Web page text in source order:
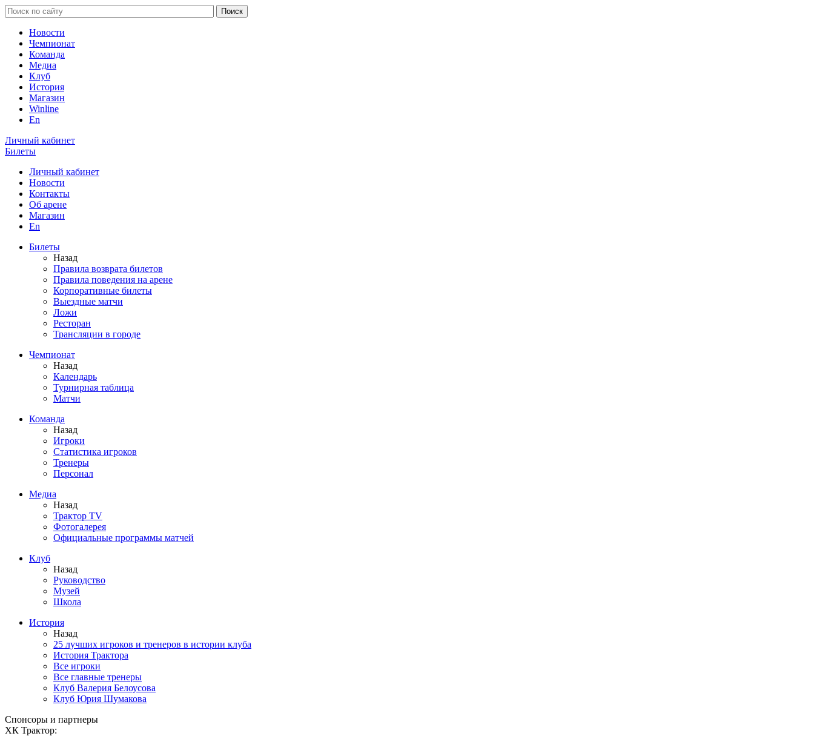
Новости
Чемпионат
Команда
Медиа
Клуб
История
Магазин
Winline
En
Личный кабинет
Билеты
Личный кабинет
Новости
Контакты
Об арене
Магазин
En
Билеты
Назад
Правила возврата билетов
Правила поведения на арене
Корпоративные билеты
Выездные матчи
Ложи
Ресторан
Трансляции в городе
Чемпионат
Назад
Календарь
Турнирная таблица
Матчи
Команда
Назад
Игроки
Статистика игроков
Тренеры
Персонал
Медиа
Назад
Трактор TV
Фотогалерея
Официальные программы матчей
Клуб
Назад
Руководство
Музей
Школа
История
Назад
25 лучших игроков и тренеров в истории клуба
История Трактора
Все игроки
Все главные тренеры
Клуб Валерия Белоусова
Клуб Юрия Шумакова
Спонсоры и партнеры
ХК Трактор: